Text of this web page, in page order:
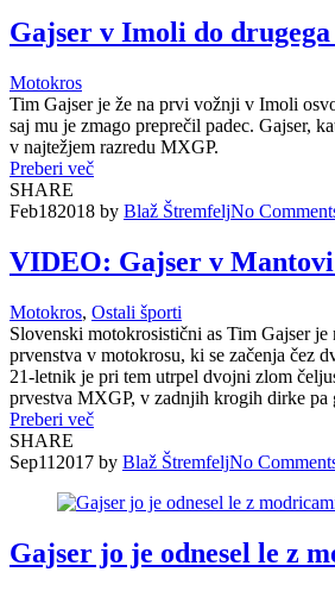
Gajser v Imoli do
Motokros
Tim Gajser je že na prvi vožnji v Imoli
saj mu je zmago preprečil padec. Gajser,
v najtežjem razredu MXGP.
Preberi več
SHARE
Feb182018 by Blaž ŠtremfeljNo
VIDEO: Gajser v
Motokros, Ostali športi
Slovenski motokrosistični as Tim Gajser
prvenstva v motokrosu, ki se začenja čez
21-letnik je pri tem utrpel dvojni zlom
prvestva MXGP, v zadnjih krogih dirke pa
Preberi več
SHARE
Sep11 2017 by Blaž ŠtremfeljNo
Gajser jo je odnesel le z